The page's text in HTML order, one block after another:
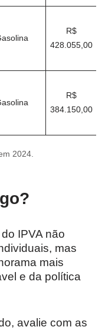
R$
428.055,00
R$
384.150,00
2024.
IPVA não
mas
mais
e da política
avalie com as